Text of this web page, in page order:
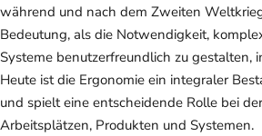
während und nach dem Zweiten
Bedeutung, als die Notwendigkeit,
Systeme benutzerfreundlich zu gestalten,
Heute ist die Ergonomie ein integraler
und spielt eine entscheidende Rolle bei
Arbeitsplätzen, Produkten und Systemen.